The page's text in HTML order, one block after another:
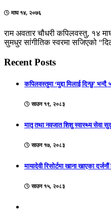
माघ १४, २०७६
राम अवतार चौधरी कपिलवस्तु, १४
सुमधुर सांगीतिक स्वरमा सजिएको
Recent Posts
कपिलवस्तुमा ‘मुद्दा मिलाई दिन्छु’
साउन १९, २०८३
मातृ तथा नवजात शिशु स्वास्थ्य सेवा
साउन १७, २०८३
मायादेवी रिसोर्टमा खाना खाएका
साउन १५, २०८३